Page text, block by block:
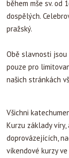
během mše sv. od
dospělých.
pražský.
Obě slavnosti jsou
pouze pro
našich stránkách
Všichni
Kurzu základy
doprovázejících,
víkendové kurzy